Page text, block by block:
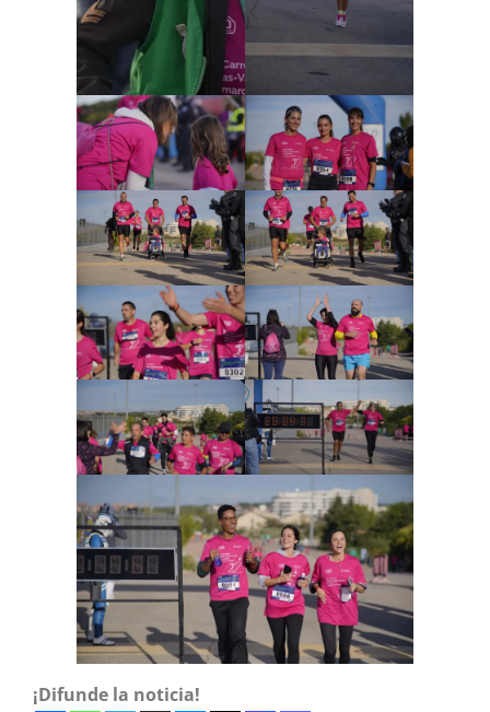
¡Difunde la noticia!